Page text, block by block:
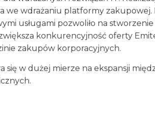
wdrażaniu platformy zakupowej.
usługami pozwoliło na
konkurencyjność oferty
zakupów korporacyjnych.
się w dużej mierze na ekspansji